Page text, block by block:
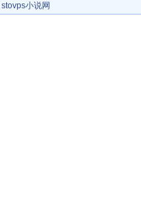
stovps小说网